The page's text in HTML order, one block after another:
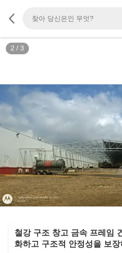
2 / 3
철강 구조 창고 금속 프레임
화하고 구조적 안정성을 보장